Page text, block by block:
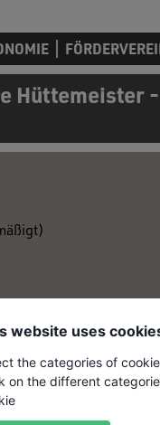
Hüttemeister
der Springmaus
-
sich und ihr
website uses
the categories of
on the different